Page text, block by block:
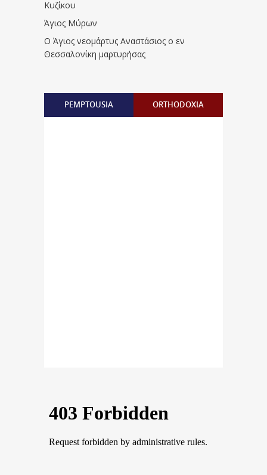
Κυζίκου
Άγιος Μύρων
Ο Άγιος νεομάρτυς Αναστάσιος ο εν
Θεσσαλονίκη μαρτυρήσας
PEMPTOUSIA ORTHODOXIA